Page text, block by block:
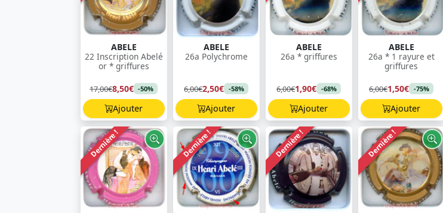
ABELE
22 Inscription Abelé
or * griffures
17,00€8,50€ -50%
Ajouter
ABELE
26a Polychrome
6,00€2,50€ -58%
Ajouter
ABELE
26a * griffures
6,00€1,90€ -68%
Ajouter
ABELE
26a * 1 rayure et
griffures
6,00€1,50€ -75%
Ajouter
Dernière ! Dernière ! Dernière ! Dernière !